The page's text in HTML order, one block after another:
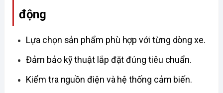
động
Lựa chọn sản phẩm phù hợp với từng dòng xe.
Đảm bảo kỹ thuật lắp đặt đúng tiêu chuẩn.
Kiểm tra nguồn điện và hệ thống cảm biến.